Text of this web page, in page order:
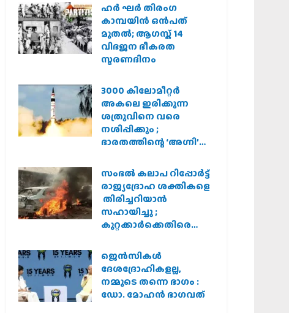
ഹര്‍ ഘര്‍ തിരംഗ
കാമ്പയിന്‍ ഒന്‍പത്
മുതല്‍; ആഗസ്ത് 14
വിഭജന ഭീകരത
സ്മരണദിനം
3000 കിലോമീറ്റർ
അകലെ ഇരിക്കുന്ന
ശത്രുവിനെ വരെ
നശിപ്പിക്കും ;
ഭാരതത്തിന്റെ ‘അഗ്നി’
സംഭൽ കലാപ റിപ്പോർട്ട്
രാജ്യദ്രോഹ ശക്തികളെ
തിരിച്ചറിയാൻ
സഹായിച്ചു ;
കുറ്റക്കാർക്കെതിരെ
വേണമെന്ന് വിശ്വഹിന്ദു
പരിഷത്ത്
ജെന്‍സികള്‍
ദേശദ്രോഹികളല്ല,
നമ്മുടെ തന്നെ ഭാഗം :
ഡോ. മോഹന്‍ ഭാഗവത്